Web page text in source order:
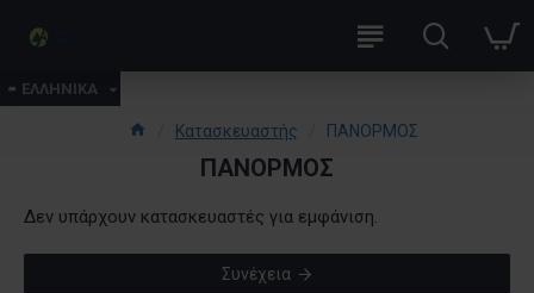
ΕΛΛΗΝΙΚΑ
Κατασκευαστής ΠΑΝΟΡΜΟΣ
ΠΑΝΟΡΜΟΣ
Δεν υπάρχουν κατασκευαστές για εμφάνιση.
Συνέχεια